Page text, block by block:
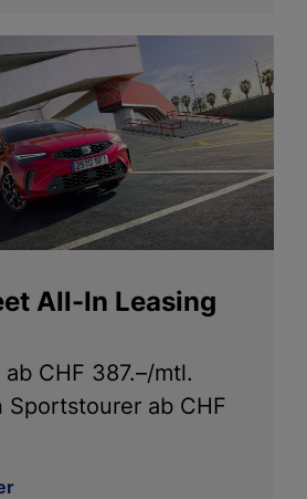
All-In Leasing
ab CHF 387.–/mtl.
Sportstourer ab CHF